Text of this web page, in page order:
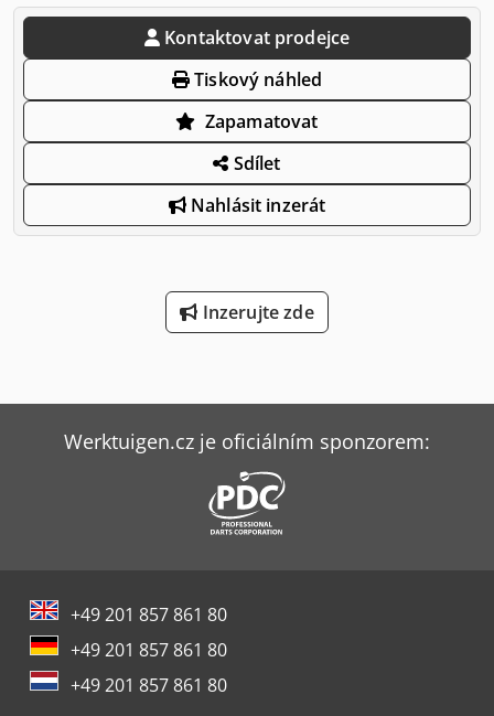
Kontaktovat prodejce
Tiskový náhled
Zapamatovat
Sdílet
Nahlásit inzerát
Inzerujte zde
Werktuigen.cz je oficiálním sponzorem:
+49 201 857 861 80
+49 201 857 861 80
+49 201 857 861 80